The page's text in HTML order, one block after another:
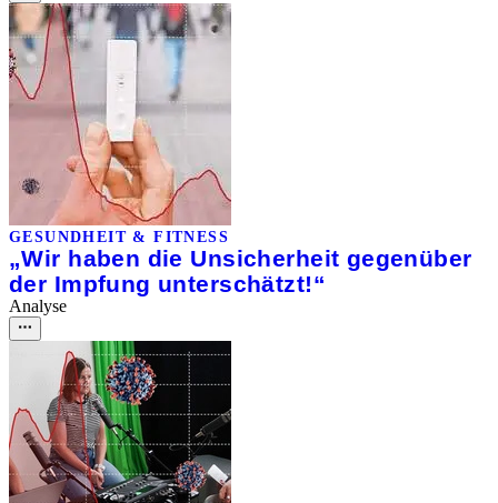
GESUNDHEIT & FITNESS
„Wir haben die Unsicherheit gegenüber
der Impfung unterschätzt!“
Analyse